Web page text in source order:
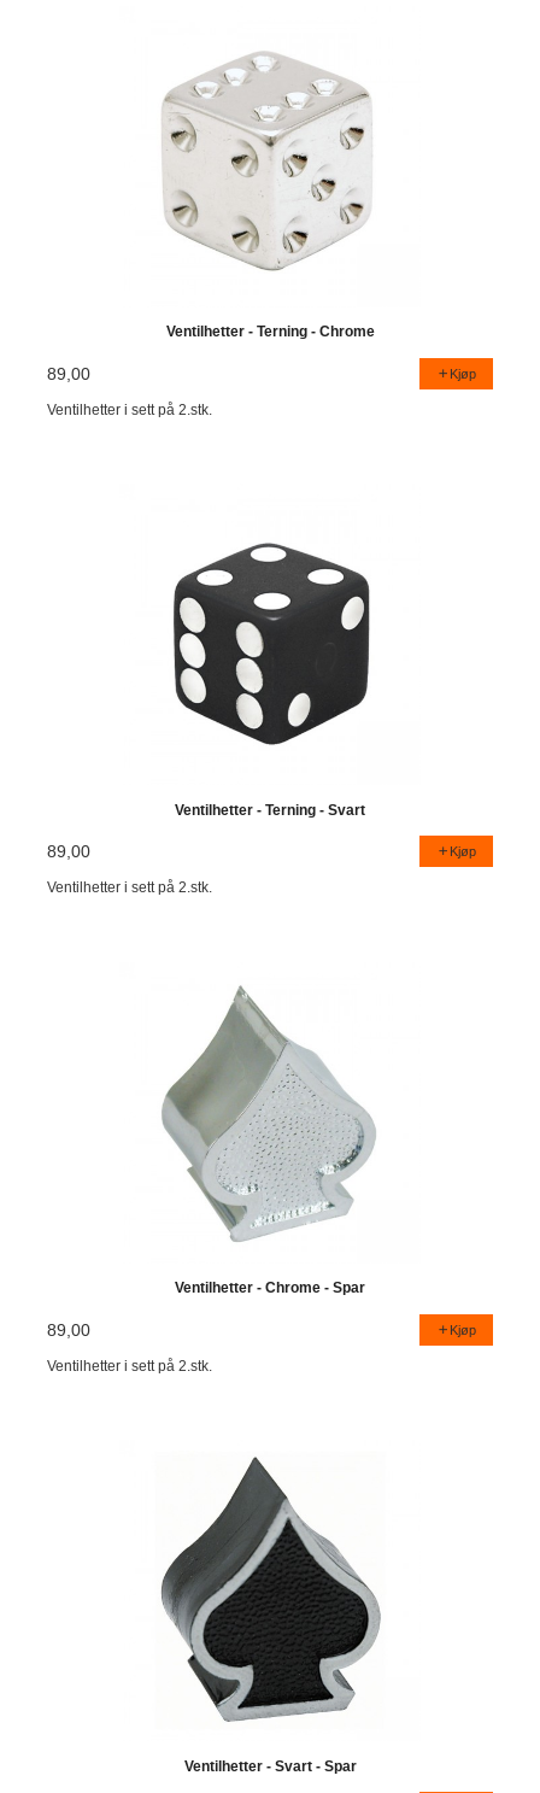
Ventilhetter - Terning - Chrome
89,00 Kjøp
Ventilhetter i sett på 2.stk.
Ventilhetter - Terning - Svart
89,00 Kjøp
Ventilhetter i sett på 2.stk.
Ventilhetter - Chrome - Spar
89,00 Kjøp
Ventilhetter i sett på 2.stk.
Ventilhetter - Svart - Spar